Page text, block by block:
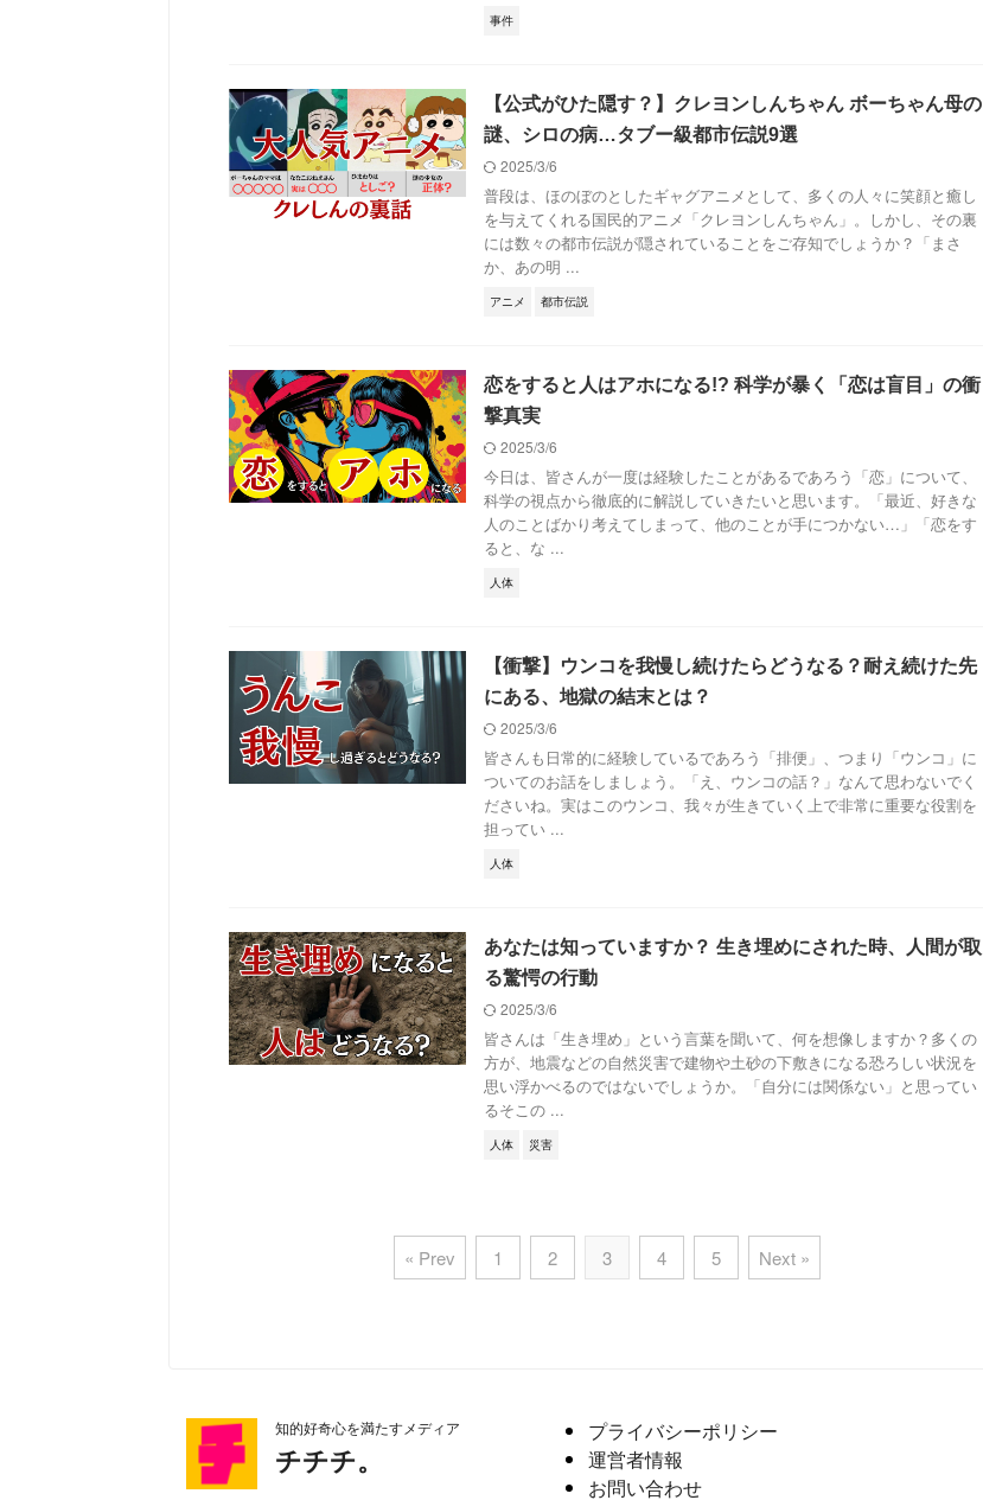
事件
【公式がひた隠す？】クレヨンしんちゃん ボーちゃん母の
謎、シロの病…タブー級都市伝説9選
2025/3/6
普段は、ほのぼのとしたギャグアニメとして、多くの人々に笑顔と癒し
を与えてくれる国民的アニメ「クレヨンしんちゃん」。しかし、その裏
には数々の都市伝説が隠されていることをご存知でしょうか？「まさ
か、あの明 ...
アニメ 都市伝説
恋をすると人はアホになる!? 科学が暴く「恋は盲目」の衝
撃真実
2025/3/6
今日は、皆さんが一度は経験したことがあるであろう「恋」について、
科学の視点から徹底的に解説していきたいと思います。「最近、好きな
人のことばかり考えてしまって、他のことが手につかない…」「恋をす
ると、な ...
人体
【衝撃】ウンコを我慢し続けたらどうなる？耐え続けた先
にある、地獄の結末とは？
2025/3/6
皆さんも日常的に経験しているであろう「排便」、つまり「ウンコ」に
ついてのお話をしましょう。「え、ウンコの話？」なんて思わないでく
ださいね。実はこのウンコ、我々が生きていく上で非常に重要な役割を
担ってい ...
人体
あなたは知っていますか？ 生き埋めにされた時、人間が取
る驚愕の行動
2025/3/6
皆さんは「生き埋め」という言葉を聞いて、何を想像しますか？多くの
方が、地震などの自然災害で建物や土砂の下敷きになる恐ろしい状況を
思い浮かべるのではないでしょうか。「自分には関係ない」と思ってい
るそこの ...
人体 災害
« Prev 1 2 3 4 5 Next »
プライバシーポリシー
運営者情報
お問い合わせ
知的好奇心を満たすメディア
チチチ。